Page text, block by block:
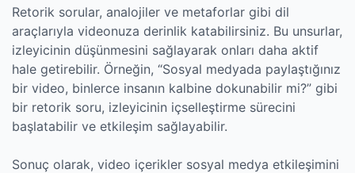
Retorik sorular, analojiler ve metaforlar gibi dil
araçlarıyla videonuza derinlik katabilirsiniz. Bu unsurlar,
izleyicinin düşünmesini sağlayarak onları daha aktif
hale getirebilir. Örneğin, “Sosyal medyada paylaştığınız
bir video, binlerce insanın kalbine dokunabilir mi?” gibi
bir retorik soru, izleyicinin içselleştirme sürecini
başlatabilir ve etkileşim sağlayabilir.
Sonuç olarak, video içerikler sosyal medya etkileşimini